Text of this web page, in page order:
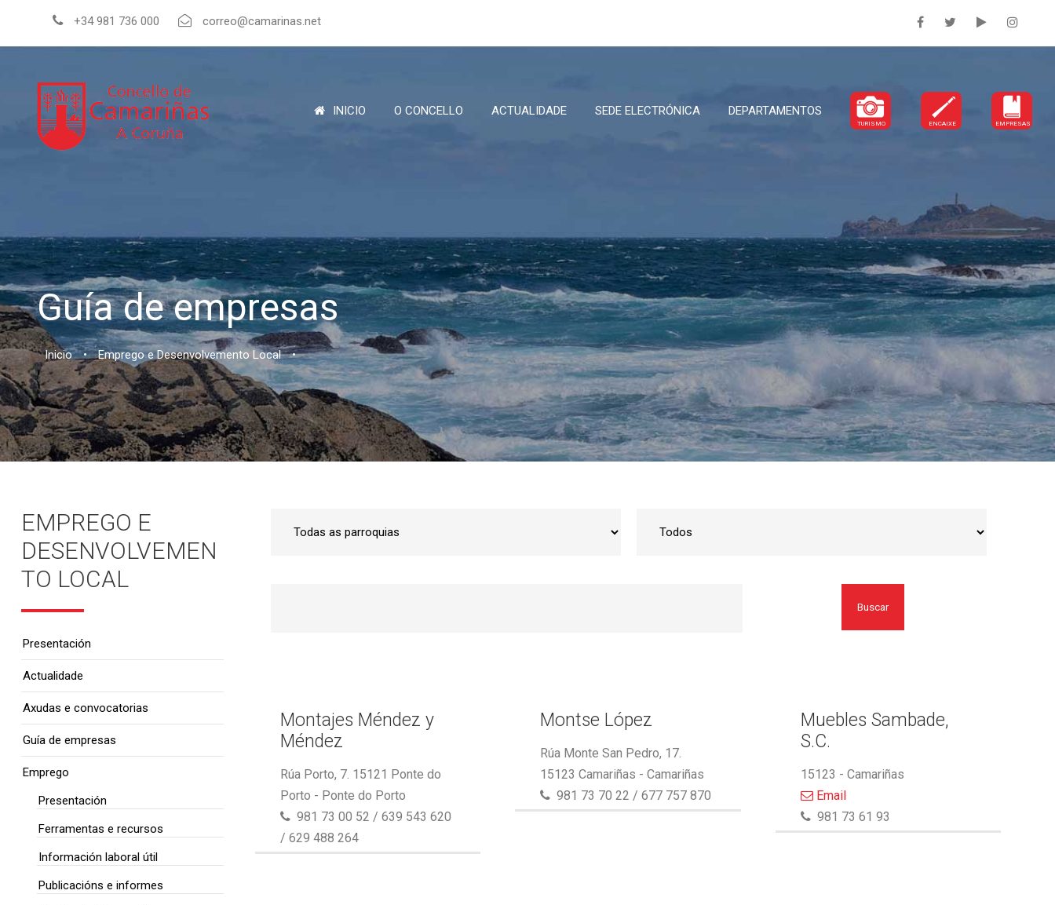
+34 981 736 000 correo@camarinas.net
INICIO O CONCELLO ACTUALIDADE SEDE ELECTRÓNICA DEPARTAMENTOS
TURISMO ENCAIXE EMPRESAS
Guía de empresas
Inicio • Emprego e Desenvolvemento Local •
Buscar
Montajes Méndez y
Méndez
Rúa Porto, 7. 15121 Ponte do
Porto - Ponte do Porto
981 73 00 52 / 639 543 620
/ 629 488 264
Montse López
Rúa Monte San Pedro, 17.
15123 Camariñas - Camariñas
981 73 70 22 / 677 757 870
Muebles Sambade,
S.C.
15123 - Camariñas
Email
981 73 61 93
EMPREGO E
DESENVOLVEMEN
TO LOCAL
Presentación
Actualidade
Axudas e convocatorias
Guía de empresas
Emprego
Presentación
Ferramentas e recursos
Información laboral útil
Publicacións e informes